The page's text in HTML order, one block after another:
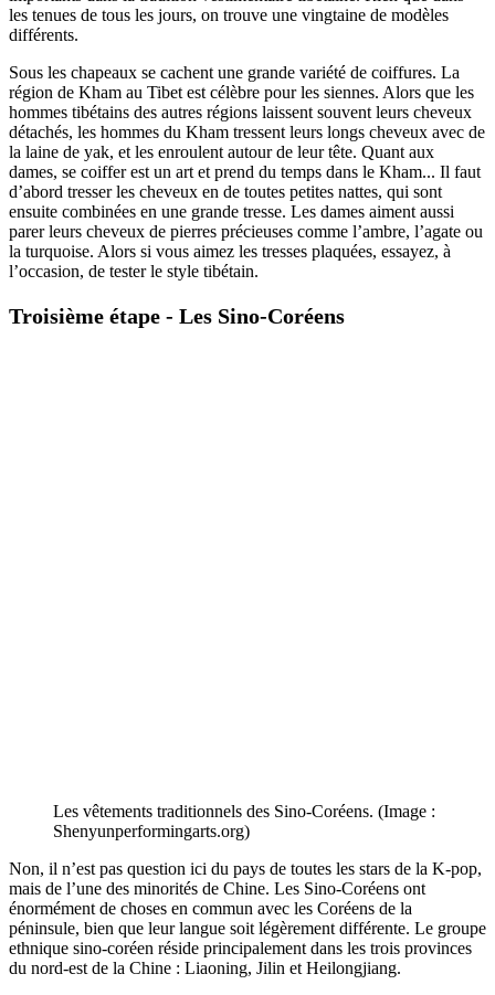
les tenues de tous les jours, on trouve une vingtaine de modèles
différents.
Sous les chapeaux se cachent une grande variété de coiffures. La
région de Kham au Tibet est célèbre pour les siennes. Alors que les
hommes tibétains des autres régions laissent souvent leurs cheveux
détachés, les hommes du Kham tressent leurs longs cheveux avec de
la laine de yak, et les enroulent autour de leur tête. Quant aux
dames, se coiffer est un art et prend du temps dans le Kham... Il faut
d’abord tresser les cheveux en de toutes petites nattes, qui sont
ensuite combinées en une grande tresse. Les dames aiment aussi
parer leurs cheveux de pierres précieuses comme l’ambre, l’agate ou
la turquoise. Alors si vous aimez les tresses plaquées, essayez, à
l’occasion, de tester le style tibétain.
Troisième étape - Les Sino-Coréens
Les vêtements traditionnels des Sino-Coréens. (Image :
Shenyunperformingarts.org)
Non, il n’est pas question ici du pays de toutes les stars de la K-pop,
mais de l’une des minorités de Chine. Les Sino-Coréens ont
énormément de choses en commun avec les Coréens de la
péninsule, bien que leur langue soit légèrement différente. Le groupe
ethnique sino-coréen réside principalement dans les trois provinces
du nord-est de la Chine : Liaoning, Jilin et Heilongjiang.